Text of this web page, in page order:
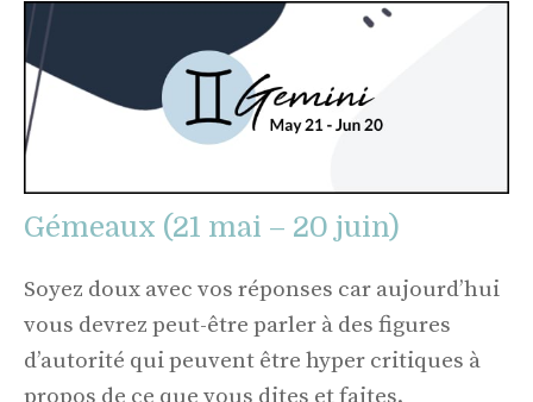
Gémeaux (21 mai – 20 juin)
Soyez doux avec vos réponses car aujourd’hui
vous devrez peut-être parler à des figures
d’autorité qui peuvent être hyper critiques à
propos de ce que vous dites et faites.